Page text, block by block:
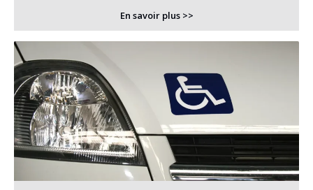
En savoir plus >>